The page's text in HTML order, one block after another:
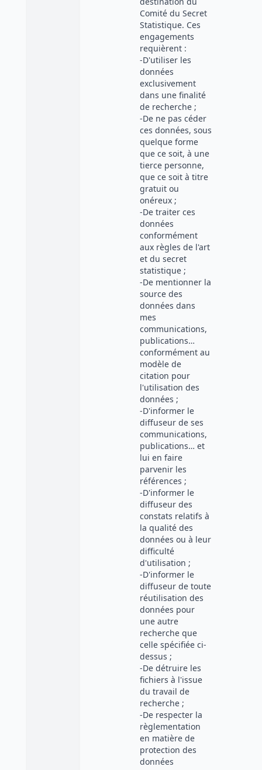
Comité du Secret
Statistique. Ces
engagements
requièrent :
-D'utiliser les
données
exclusivement
dans une finalité
de recherche ;
-De ne pas céder
ces données, sous
quelque forme
que ce soit, à une
tierce personne,
que ce soit à titre
gratuit ou
onéreux ;
-De traiter ces
données
conformément
aux règles de l'art
et du secret
statistique ;
-De mentionner la
source des
données dans
mes
communications,
publications…
conformément au
modèle de
citation pour
l'utilisation des
données ;
-D'informer le
diffuseur de ses
communications,
publications… et
lui en faire
parvenir les
références ;
-D'informer le
diffuseur des
constats relatifs à
la qualité des
données ou à leur
difficulté
d'utilisation ;
-D'informer le
diffuseur de toute
réutilisation des
données pour
une autre
recherche que
celle spécifiée ci-
dessus ;
-De détruire les
fichiers à l'issue
du travail de
recherche ;
-De respecter la
règlementation
en matière de
protection des
données